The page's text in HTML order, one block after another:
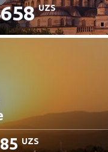
подробности
UZS
UZS